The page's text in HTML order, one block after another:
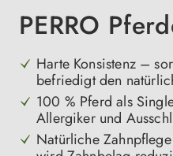
PERRO
Harte Konsistenz –
befriedigt den
100 % Pferd als
Allergiker und
Natürliche